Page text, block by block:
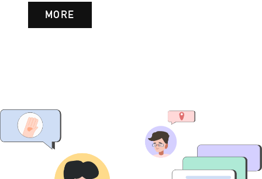
MORE